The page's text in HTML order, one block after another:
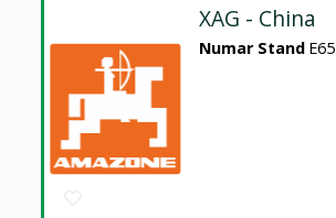
XAG - China
Numar Stand E65